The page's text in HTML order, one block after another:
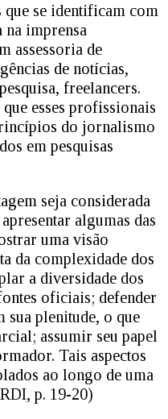
se identificam com
imprensa
assessoria de
de notícias,
freelancers.
esses profissionais
do jornalismo
em pesquisas
seja considerada
algumas das
uma visão
da complexidade dos
a diversidade dos
oficiais; defender
sua plenitude, o que
assumir seu papel
Tais aspectos
ao longo de uma
p. 19-20)